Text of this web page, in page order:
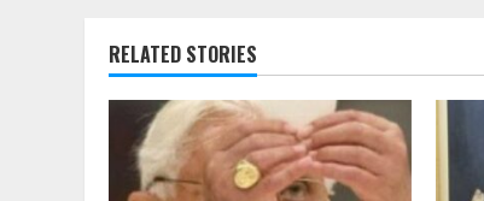
RELATED STORIES